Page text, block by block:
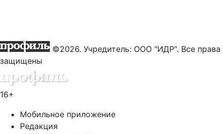
©2026. Учредитель: ООО "ИДР". Все права
защищены
16+
Мобильное приложение
Редакция